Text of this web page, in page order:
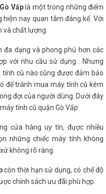
Vấplà một trong những điểm
nay quan tâm đáng kể. Với
và chất lượng.
đa dạng và phong phú hơn các
với nhu cầu sử dụng . Nhưng
cũ nào cũng được đảm bảo
để tránh mua máy tính cũ kém
đợi của người dùng. Dưới đây
tính cũ quận Gò Vấp:
cửa hàng uy tín, được nhiều
những chiếc máy tính không
không rõ ràng.
còn thời hạn sử dụng, có chế độ
chính sách ưu đãi phù hợp.